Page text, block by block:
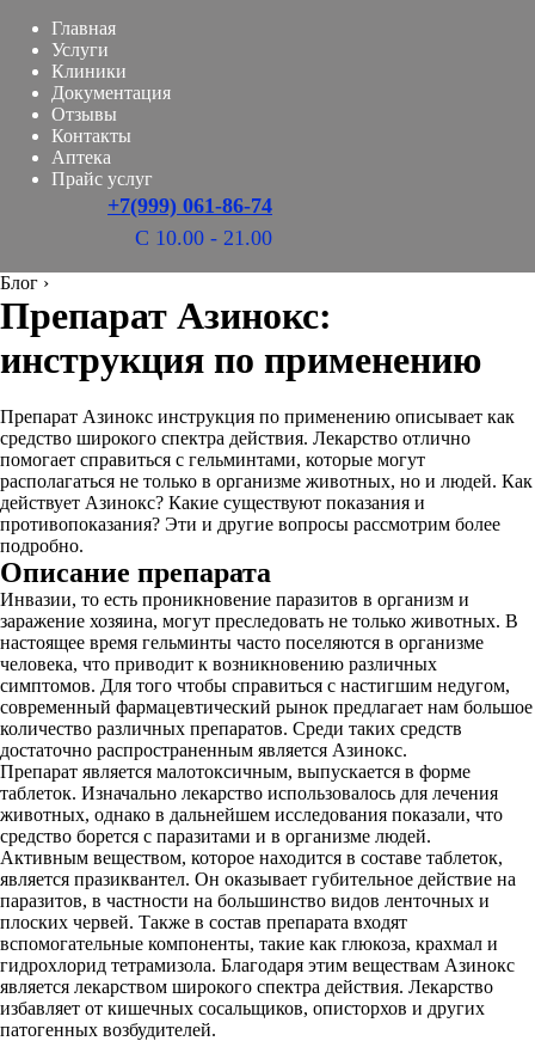
Главная
Услуги
Клиники
Документация
Отзывы
Контакты
Аптека
Прайс услуг
+7(999) 061-86-74
С 10.00 - 21.00
Блог ›
Препарат Азинокс:
инструкция по применению
Препарат Азинокс инструкция по применению описывает как
средство широкого спектра действия. Лекарство отлично
помогает справиться с гельминтами, которые могут
располагаться не только в организме животных, но и людей. Как
действует Азинокс? Какие существуют показания и
противопоказания? Эти и другие вопросы рассмотрим более
подробно.
Описание препарата
Инвазии, то есть проникновение паразитов в организм и
заражение хозяина, могут преследовать не только животных. В
настоящее время гельминты часто поселяются в организме
человека, что приводит к возникновению различных
симптомов. Для того чтобы справиться с настигшим недугом,
современный фармацевтический рынок предлагает нам большое
количество различных препаратов. Среди таких средств
достаточно распространенным является Азинокс.
Препарат является малотоксичным, выпускается в форме
таблеток. Изначально лекарство использовалось для лечения
животных, однако в дальнейшем исследования показали, что
средство борется с паразитами и в организме людей.
Активным веществом, которое находится в составе таблеток,
является празиквантел. Он оказывает губительное действие на
паразитов, в частности на большинство видов ленточных и
плоских червей. Также в состав препарата входят
вспомогательные компоненты, такие как глюкоза, крахмал и
гидрохлорид тетрамизола. Благодаря этим веществам Азинокс
является лекарством широкого спектра действия. Лекарство
избавляет от кишечных сосальщиков, описторхов и других
патогенных возбудителей.